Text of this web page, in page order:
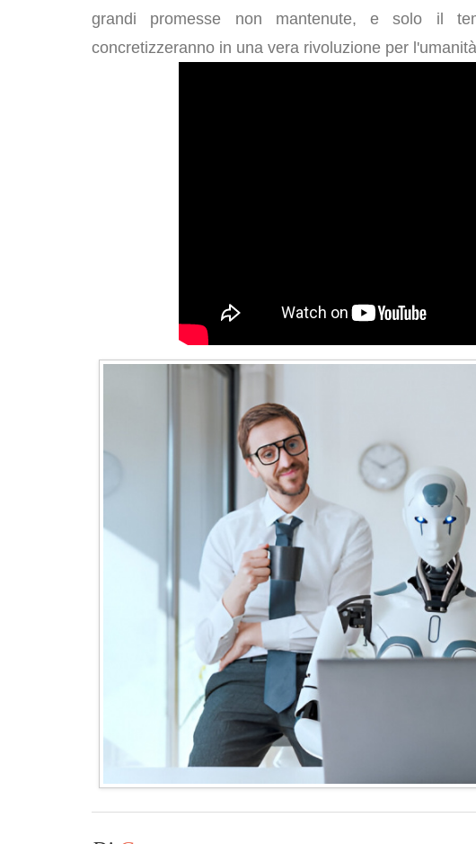
grandi promesse non mantenute, e solo il
concretizzeranno in una vera rivoluzione per